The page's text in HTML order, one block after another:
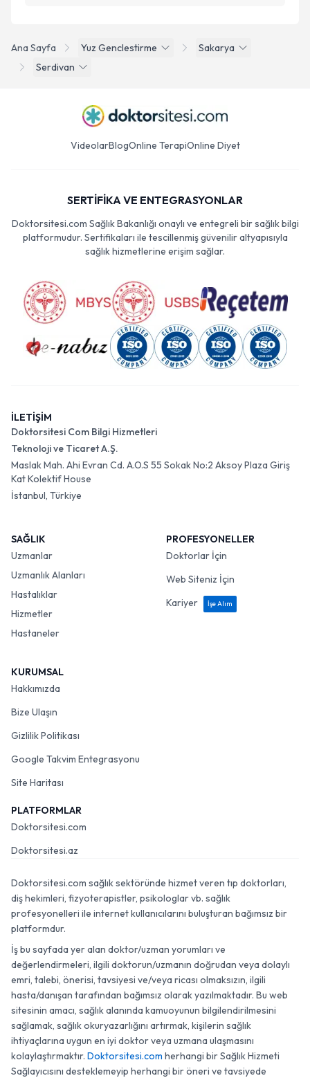
Ana Sayfa Yuz Genclestirme
Sakarya
Serdivan
VideolarBlogOnline TerapiOnline Diyet
SERTİFİKA VE ENTEGRASYONLAR
Doktorsitesi.com Sağlık Bakanlığı onaylı ve entegreli bir sağlık bilgi
platformudur. Sertifikaları ile tescillenmiş güvenilir altyapısıyla
sağlık hizmetlerine erişim sağlar.
İLETİŞİM
Doktorsitesi Com Bilgi Hizmetleri
Teknoloji ve Ticaret A.Ş.
Maslak Mah. Ahi Evran Cd. A.O.S 55 Sokak No:2 Aksoy Plaza Giriş
Kat Kolektif House
İstanbul, Türkiye
SAĞLIK
Uzmanlar
Uzmanlık Alanları
Hastalıklar
Hizmetler
Hastaneler
PROFESYONELLER
Doktorlar İçin
Web Siteniz İçin
Kariyer
İşe Alım
KURUMSAL
Hakkımızda
Bize Ulaşın
Gizlilik Politikası
Google Takvim Entegrasyonu
Site Haritası
PLATFORMLAR
Doktorsitesi.com
Doktorsitesi.az
Doktorsitesi.com sağlık sektöründe hizmet veren tıp doktorları,
diş hekimleri, fizyoterapistler, psikologlar vb. sağlık
profesyonelleri ile internet kullanıcılarını buluşturan bağımsız bir
platformdur.
İş bu sayfada yer alan doktor/uzman yorumları ve
değerlendirmeleri, ilgili doktorun/uzmanın doğrudan veya dolaylı
emri, talebi, önerisi, tavsiyesi ve/veya ricası olmaksızın, ilgili
hasta/danışan tarafından bağımsız olarak yazılmaktadır. Bu web
sitesinin amacı, sağlık alanında kamuoyunun bilgilendirilmesini
sağlamak, sağlık okuryazarlığını artırmak, kişilerin sağlık
ihtiyaçlarına uygun en iyi doktor veya uzmana ulaşmasını
kolaylaştırmaktır. Doktorsitesi.com herhangi bir Sağlık Hizmeti
Sağlayıcısını desteklemeyip herhangi bir öneri ve tavsiyede